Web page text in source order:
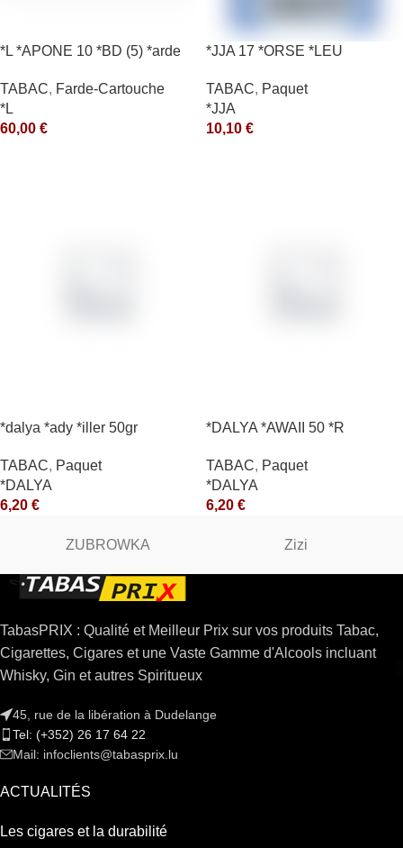
*L *APONE 10 *BD (5) *arde
TABAC, Farde-Cartouche
*L
60,00 €
*JJA 17 *ORSE *LEU
TABAC, Paquet
*JJA
10,10 €
*dalya *ady *iller 50gr
TABAC, Paquet
*DALYA
6,20 €
*DALYA *AWAII 50 *R
TABAC, Paquet
*DALYA
6,20 €
ZUBROWKA Zizi
TabasPRIX : Qualité et Meilleur Prix sur vos produits Tabac,
Cigarettes, Cigares et une Vaste Gamme d'Alcools incluant
Whisky, Gin et autres Spiritueux
45, rue de la libération à Dudelange
Tel: (+352) 26 17 64 22
Mail: infoclients@tabasprix.lu
ACTUALITÉS
Les cigares et la durabilité